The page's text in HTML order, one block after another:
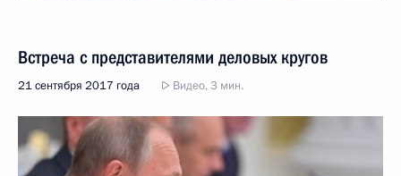
Встреча с представителями деловых кругов
21 сентября 2017 года Видео, 3 мин.